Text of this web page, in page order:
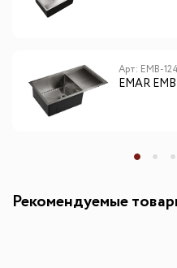
Арт: EMB-
EMAR
Рекомендуемые